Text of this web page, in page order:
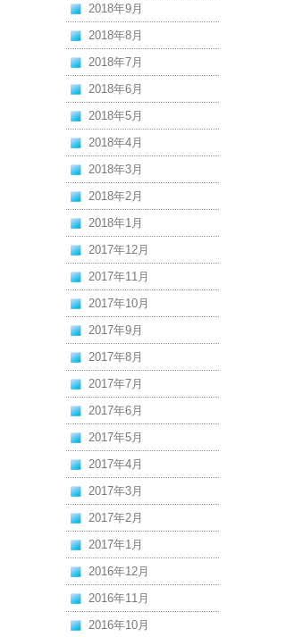
2018年9月
2018年8月
2018年7月
2018年6月
2018年5月
2018年4月
2018年3月
2018年2月
2018年1月
2017年12月
2017年11月
2017年10月
2017年9月
2017年8月
2017年7月
2017年6月
2017年5月
2017年4月
2017年3月
2017年2月
2017年1月
2016年12月
2016年11月
2016年10月